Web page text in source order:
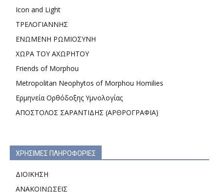
Icon and Light
ΤΡΕΛΟΓΙΑΝΝΗΣ
ΕΝΩΜΕΝΗ ΡΩΜΙΟΣΥΝΗ
ΧΩΡΑ ΤΟΥ ΑΧΩΡΗΤΟΥ
Friends of Morphou
Metropolitan Neophytos of Morphou Homilies
Ερμηνεία Ορθόδοξης Υμνολογίας
ΑΠΟΣΤΟΛΟΣ ΣΑΡΑΝΤΙΔΗΣ (ΑΡΘΡΟΓΡΑΦΙΑ)
ΧΡΗΣΙΜΕΣ ΠΛΗΡΟΦΟΡΙΕΣ
ΔΙΟΙΚΗΣΗ
ΑΝΑΚΟΙΝΩΣΕΙΣ